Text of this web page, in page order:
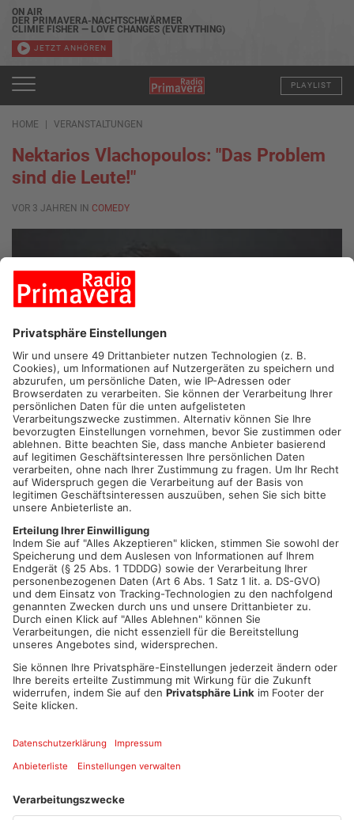
ON AIR
DER PRIMAVERA-NACHTSCHWÄRMER
CLIMIE FISHER — LOVE CHANGES (EVERYTHING)
JETZT ANHÖREN
PLAYLIST
HOME VERANSTALTUNGEN
Nektarios Vlachopoulos: "Das Problem
sind die Leute!"
VOR 3 JAHREN IN COMEDY
Nektarios Vlachopoulos ist wahrscheinlich der beste Mensch
der Welt, denn er mag Ehrlichkeit, Frieden und dass all ihn
mögen. Die unglaubliche Kraft der Selbstironie ermöglicht es
ihm, sich mühelos mit allen Hindernissen abzufinden und
macht ihn immun gegen Vernunft und Reife.
Datum und Uhrzeit
Sa. 11. Feb. 2023, 20:00 Uhr - Sa. 11. Feb. 2023, 23:59 Uhr
ICAL GOOGLE YAHOO
Standort
Hofgartenstraße 1a
63739 Aschaffenburg